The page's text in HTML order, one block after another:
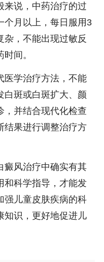
来说，中药治疗的过
个月以上，每日服用3
杂，不能出现过敏反
间。
医学治疗方法，不能
白斑或白斑扩大、颜
，并结合现代化检查
结果进行调整治疗方
癜风治疗中确实有其
和科学指导，才能发
强儿童皮肤疾病的科
知识，更好地促进儿